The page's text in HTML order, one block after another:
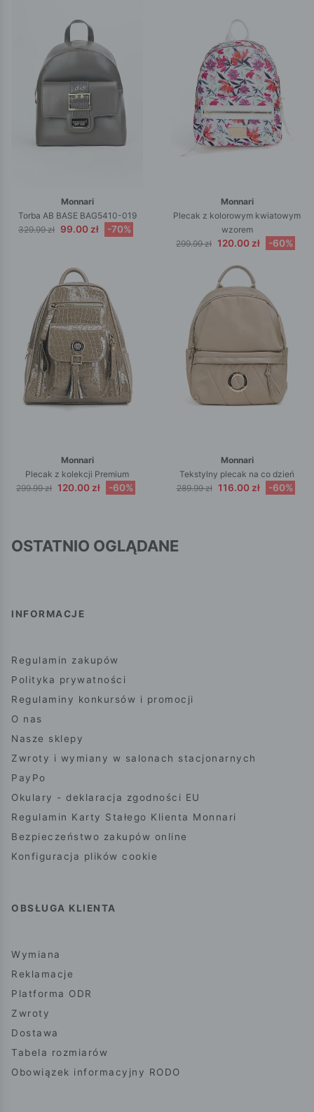
Monnari
Torba AB BASE BAG5410-019
329.99 zł 99.00 zł -70%
Monnari
Plecak z kolorowym kwiatowym
wzorem
299.99 zł 120.00 zł -60%
Monnari
Plecak z kolekcji Premium
299.99 zł 120.00 zł -60%
Monnari
Tekstylny plecak na co dzień
289.99 zł 116.00 zł -60%
OSTATNIO OGLĄDANE
INFORMACJE
Regulamin zakupów
Polityka prywatności
Regulaminy konkursów i promocji
O nas
Nasze sklepy
Zwroty i wymiany w salonach stacjonarnych
PayPo
Okulary - deklaracja zgodności EU
Regulamin Karty Stałego Klienta Monnari
Bezpieczeństwo zakupów online
Konfiguracja plików cookie
OBSŁUGA KLIENTA
Wymiana
Reklamacje
Platforma ODR
Zwroty
Dostawa
Tabela rozmiarów
Obowiązek informacyjny RODO